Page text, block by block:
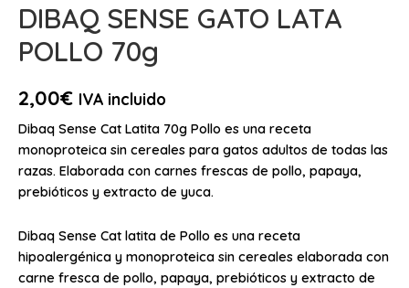
DIBAQ SENSE GATO LATA
POLLO 70g
2,00€ IVA incluido
Dibaq Sense Cat Latita 70g Pollo es una receta
monoproteica sin cereales para gatos adultos de todas las
razas. Elaborada con carnes frescas de pollo, papaya,
prebióticos y extracto de yuca.
Dibaq Sense Cat latita de Pollo es una receta
hipoalergénica y monoproteica sin cereales elaborada con
carne fresca de pollo, papaya, prebióticos y extracto de